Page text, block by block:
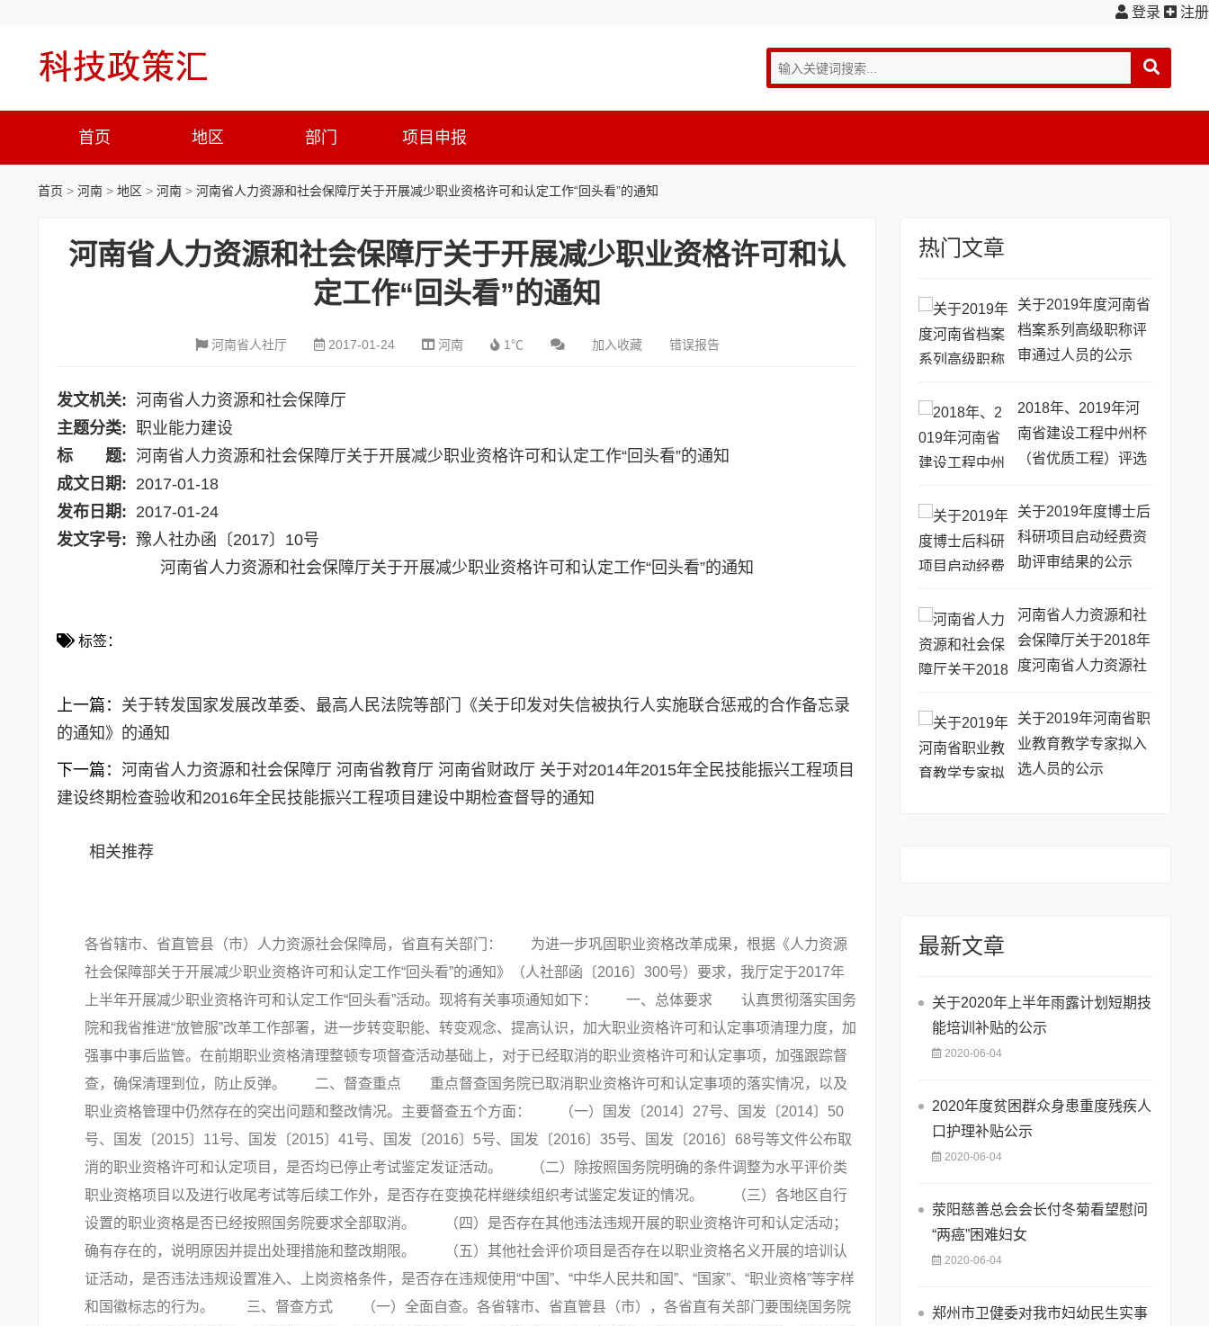
登录 注册
首页 地区 部门 项目申报
首页 > 河南 > 地区 > 河南 > 河南省人力资源和社会保障厅关于开展减少职业资格许可和认定工作“回头看”的通知
河南省人力资源和社会保障厅关于开展减少职业资格许可和认
定工作“回头看”的通知
河南省人社厅 2017-01-24 河南 1℃ 加入收藏 错误报告
发文机关: 河南省人力资源和社会保障厅
主题分类: 职业能力建设
标 题: 河南省人力资源和社会保障厅关于开展减少职业资格许可和认定工作“回头看”的通知
成文日期: 2017-01-18
发布日期: 2017-01-24
发文字号: 豫人社办函〔2017〕10号
河南省人力资源和社会保障厅关于开展减少职业资格许可和认定工作“回头看”的通知
标签：
上一篇： 关于转发国家发展改革委、最高人民法院等部门《关于印发对失信被执行人实施联合惩戒的合作备忘录
的通知》的通知
下一篇： 河南省人力资源和社会保障厅 河南省教育厅 河南省财政厅 关于对2014年2015年全民技能振兴工程项目
建设终期检查验收和2016年全民技能振兴工程项目建设中期检查督导的通知
相关推荐
各省辖市、省直管县（市）人力资源社会保障局，省直有关部门： 为进一步巩固职业资格改革成果，根据《人力资源
社会保障部关于开展减少职业资格许可和认定工作“回头看”的通知》（人社部函〔2016〕300号）要求，我厅定于2017年
上半年开展减少职业资格许可和认定工作“回头看”活动。现将有关事项通知如下： 一、总体要求 认真贯彻落实国务
院和我省推进“放管服”改革工作部署，进一步转变职能、转变观念、提高认识，加大职业资格许可和认定事项清理力度，加
强事中事后监管。在前期职业资格清理整顿专项督查活动基础上，对于已经取消的职业资格许可和认定事项，加强跟踪督
查，确保清理到位，防止反弹。 二、督查重点 重点督查国务院已取消职业资格许可和认定事项的落实情况，以及
职业资格管理中仍然存在的突出问题和整改情况。主要督查五个方面： （一）国发〔2014〕27号、国发〔2014〕50
号、国发〔2015〕11号、国发〔2015〕41号、国发〔2016〕5号、国发〔2016〕35号、国发〔2016〕68号等文件公布取
消的职业资格许可和认定项目，是否均已停止考试鉴定发证活动。 （二）除按照国务院明确的条件调整为水平评价类
职业资格项目以及进行收尾考试等后续工作外，是否存在变换花样继续组织考试鉴定发证的情况。 （三）各地区自行
设置的职业资格是否已经按照国务院要求全部取消。 （四）是否存在其他违法违规开展的职业资格许可和认定活动；
确有存在的，说明原因并提出处理措施和整改期限。 （五）其他社会评价项目是否存在以职业资格名义开展的培训认
证活动，是否违法违规设置准入、上岗资格条件，是否存在违规使用“中国”、“中华人民共和国”、“国家”、“职业资格”等字样
和国徽标志的行为。 三、督查方式 （一）全面自查。各省辖市、省直管县（市），各省直有关部门要围绕国务院
热门文章
关于2019年度河南省
档案系列高级职称评
审通过人员的公示
2018年、2019年河
南省建设工程中州杯
（省优质工程）评选
关于2019年度博士后
科研项目启动经费资
助评审结果的公示
河南省人力资源和社
会保障厅关于2018年
度河南省人力资源社
的通报
关于2019年河南省职
业教育教学专家拟入
选人员的公示
最新文章
关于2020年上半年雨露计划短期技
能培训补贴的公示
2020-06-04
2020年度贫困群众身患重度残疾人
口护理补贴公示
2020-06-04
荥阳慈善总会会长付冬菊看望慰问
“两癌”困难妇女
2020-06-04
郑州市卫健委对我市妇幼民生实事